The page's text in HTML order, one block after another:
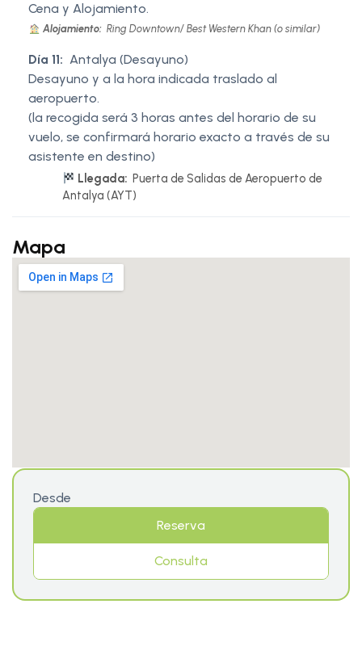
Cena y Alojamiento.
Alojamiento: Ring Downtown/ Best Western Khan (o similar)
Día 11: Antalya (Desayuno)
Desayuno y a la hora indicada traslado al
aeropuerto.
(la recogida será 3 horas antes del horario de su
vuelo, se confirmará horario exacto a través de su
asistente en destino)
Llegada: Puerta de Salidas de Aeropuerto de
Antalya (AYT)
Mapa
Desde
Reserva
Consulta